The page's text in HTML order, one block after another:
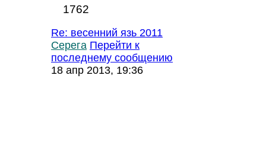
1762
Re: весенний язь 2011
Серега Перейти к
последнему сообщению
18 апр 2013, 19:36